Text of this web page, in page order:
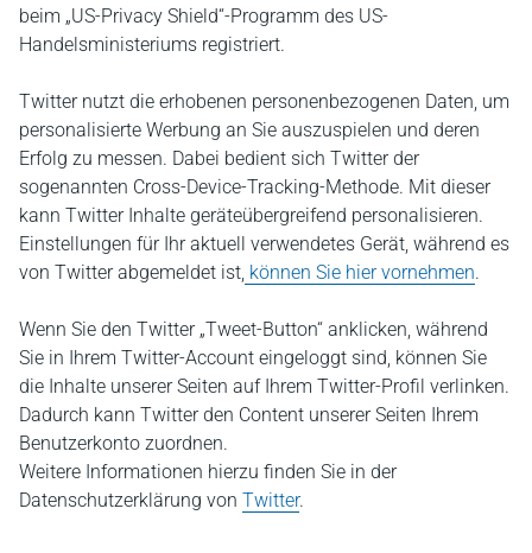
beim „US-Privacy Shield“-Programm des US-
Handelsministeriums registriert.
Twitter nutzt die erhobenen personenbezogenen Daten, um
personalisierte Werbung an Sie auszuspielen und deren
Erfolg zu messen. Dabei bedient sich Twitter der
sogenannten Cross-Device-Tracking-Methode. Mit dieser
kann Twitter Inhalte geräteübergreifend personalisieren.
Einstellungen für Ihr aktuell verwendetes Gerät, während es
von Twitter abgemeldet ist, können Sie hier vornehmen.
Wenn Sie den Twitter „Tweet-Button“ anklicken, während
Sie in Ihrem Twitter-Account eingeloggt sind, können Sie
die Inhalte unserer Seiten auf Ihrem Twitter-Profil verlinken.
Dadurch kann Twitter den Content unserer Seiten Ihrem
Benutzerkonto zuordnen.
Weitere Informationen hierzu finden Sie in der
Datenschutzerklärung von Twitter.